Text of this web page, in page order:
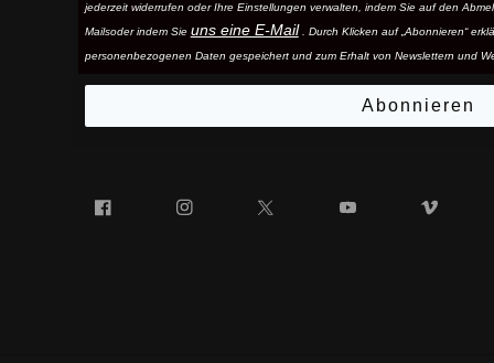
jederzeit widerrufen oder Ihre Einstellungen verwalten, indem Sie auf den
Mailsoder indem Sie uns eine E-Mail. Durch Klicken auf „Abonnieren“
personenbezogenen Daten gespeichert und zum Erhalt von Newslettern und
Abonnieren
Facebook Instagram YouTube